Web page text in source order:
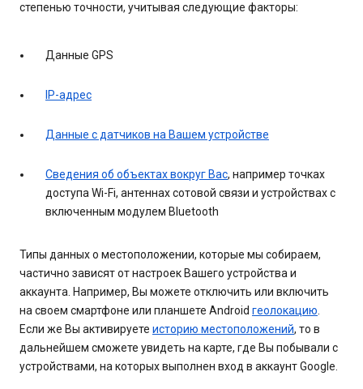
степенью точности, учитывая следующие факторы:
Данные GPS
IP-адрес
Данные с датчиков на Вашем устройстве
Сведения об объектах вокруг Вас, например точках
доступа Wi-Fi, антеннах сотовой связи и устройствах с
включенным модулем Bluetooth
Типы данных о местоположении, которые мы собираем,
частично зависят от настроек Вашего устройства и
аккаунта. Например, Вы можете отключить или включить
на своем смартфоне или планшете Android геолокацию.
Если же Вы активируете историю местоположений, то в
дальнейшем сможете увидеть на карте, где Вы побывали с
устройствами, на которых выполнен вход в аккаунт Google.